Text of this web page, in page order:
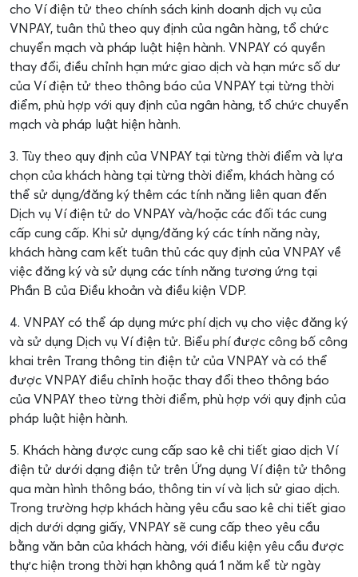
cho Ví điện tử theo chính sách kinh doanh dịch vụ của
VNPAY, tuân thủ theo quy định của ngân hàng, tổ chức
chuyển mạch và pháp luật hiện hành. VNPAY có quyền
thay đổi, điều chỉnh hạn mức giao dịch và hạn mức số dư
của Ví điện tử theo thông báo của VNPAY tại từng thời
điểm, phù hợp với quy định của ngân hàng, tổ chức chuyển
mạch và pháp luật hiện hành.
3. Tùy theo quy định của VNPAY tại từng thời điểm và lựa
chọn của khách hàng tại từng thời điểm, khách hàng có
thể sử dụng/đăng ký thêm các tính năng liên quan đến
Dịch vụ Ví điện tử do VNPAY và/hoặc các đối tác cung
cấp cung cấp. Khi sử dụng/đăng ký các tính năng này,
khách hàng cam kết tuân thủ các quy định của VNPAY về
việc đăng ký và sử dụng các tính năng tương ứng tại
Phần B của Điều khoản và điều kiện VDP.
4. VNPAY có thể áp dụng mức phí dịch vụ cho việc đăng ký
và sử dụng Dịch vụ Ví điện tử. Biểu phí được công bố công
khai trên Trang thông tin điện tử của VNPAY và có thể
được VNPAY điều chỉnh hoặc thay đổi theo thông báo
của VNPAY theo từng thời điểm, phù hợp với quy định của
pháp luật hiện hành.
5. Khách hàng được cung cấp sao kê chi tiết giao dịch Ví
điện tử dưới dạng điện tử trên Ứng dụng Ví điện tử thông
qua màn hình thông báo, thông tin ví và lịch sử giao dịch.
Trong trường hợp khách hàng yêu cầu sao kê chi tiết giao
dịch dưới dạng giấy, VNPAY sẽ cung cấp theo yêu cầu
bằng văn bản của khách hàng, với điều kiện yêu cầu được
thực hiện trong thời hạn không quá 1 năm kể từ ngày